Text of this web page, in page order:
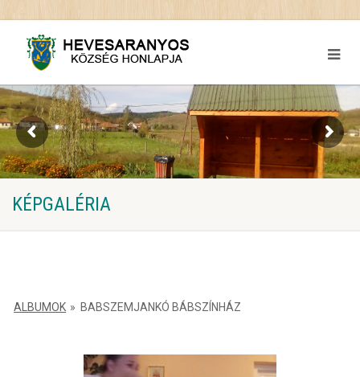
KÉPGALÉRIA
ALBUMOK » BABSZEMJANKÓ BÁBSZÍNHÁZ